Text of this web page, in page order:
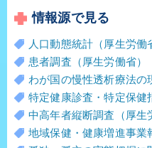
情報源で見る
人口動態統計（厚生労働
患者調査（厚生労働省）
わが国の慢性透析療法の
特定健康診査・特定保健
中高年者縦断調査（厚生
地域保健・健康増進事業